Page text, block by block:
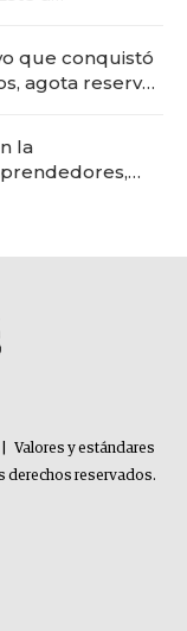
que conquistó
agota reservas
la
Valores y estándares
derechos reservados.